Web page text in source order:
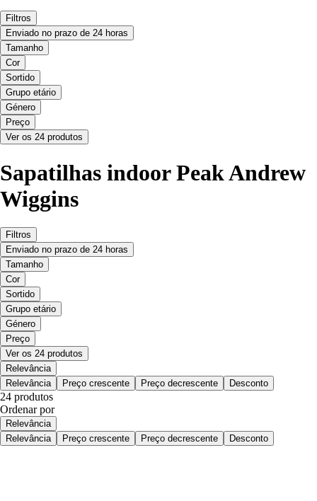
Filtros
Enviado no prazo de 24 horas
Tamanho
Cor
Sortido
Grupo etário
Género
Preço
Ver os 24 produtos
Sapatilhas indoor Peak Andrew
Wiggins
Filtros
Enviado no prazo de 24 horas
Tamanho
Cor
Sortido
Grupo etário
Género
Preço
Ver os 24 produtos
Relevância
Relevância
Preço crescente Preço decrescente Desconto
24 produtos
Ordenar por
Relevância
Relevância
Preço crescente Preço decrescente Desconto